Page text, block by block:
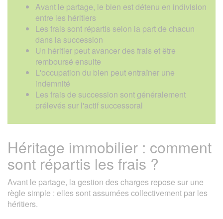
Avant le partage, le bien est détenu en indivision
entre les héritiers
Les frais sont répartis selon la part de chacun
dans la succession
Un héritier peut avancer des frais et être
remboursé ensuite
L'occupation du bien peut entraîner une
indemnité
Les frais de succession sont généralement
prélevés sur l'actif successoral
Héritage immobilier : comment
sont répartis les frais ?
Avant le partage, la gestion des charges repose sur une
règle simple : elles sont assumées collectivement par les
héritiers.